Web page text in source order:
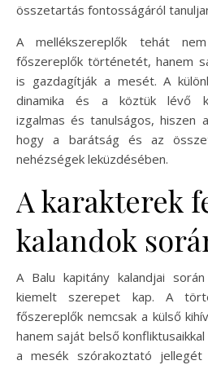
összetartás fontosságáról
A mellékszereplők tehát
főszereplők történetét, hanem
is gazdagítják a mesét. A
dinamika és a köztük lévő
izgalmas és tanulságos, hiszen
hogy a barátság és az
nehézségek leküzdésében.
A karakterek
kalandok
A Balu kapitány kalandjai
kiemelt szerepet kap. A
főszereplők nemcsak a külső
hanem saját belső
a mesék szórakoztató